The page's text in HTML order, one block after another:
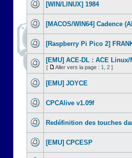
[WIN/LINUX] 1984
[MACOS/WIN64] Cadence
[Raspberry Pi Pico 2]
[EMU] ACE-DL : ACE
[ Aller vers la page : 1 2 ]
[EMU] JOYCE
CPCAlive v1.09f
Redéfinition des touches
[EMU] CPCESP